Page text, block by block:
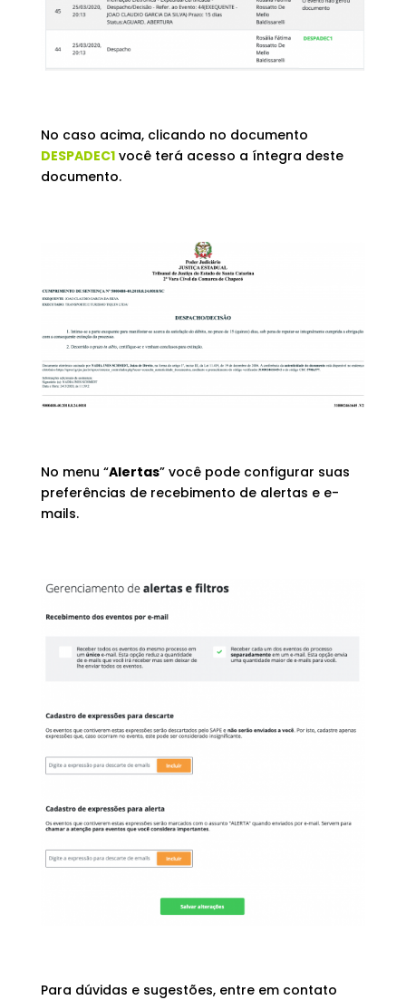
No caso acima, clicando no documento
DESPADEC1você terá acesso a íntegra deste
documento.
No menu “Alertas” você pode configurar suas
preferências de recebimento de alertas e e-
mails.
Para dúvidas e sugestões, entre em contato